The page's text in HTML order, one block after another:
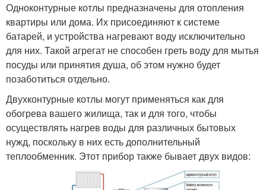
Одноконтурные котлы предназначены для отопления
квартиры или дома. Их присоединяют к системе
батарей, и устройства нагревают воду исключительно
для них. Такой агрегат не способен греть воду для мытья
посуды или принятия душа, об этом нужно будет
позаботиться отдельно.
Двухконтурные котлы могут применяться как для
обогрева вашего жилища, так и для того, чтобы
осуществлять нагрев воды для различных бытовых
нужд, поскольку в них есть дополнительный
теплообменник. Этот прибор также бывает двух видов: